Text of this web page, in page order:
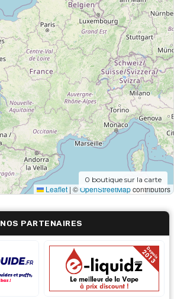
Leaflet | ©OpenStreetMapcontributors
0 boutique sur la carte
NOS PARTENAIRES